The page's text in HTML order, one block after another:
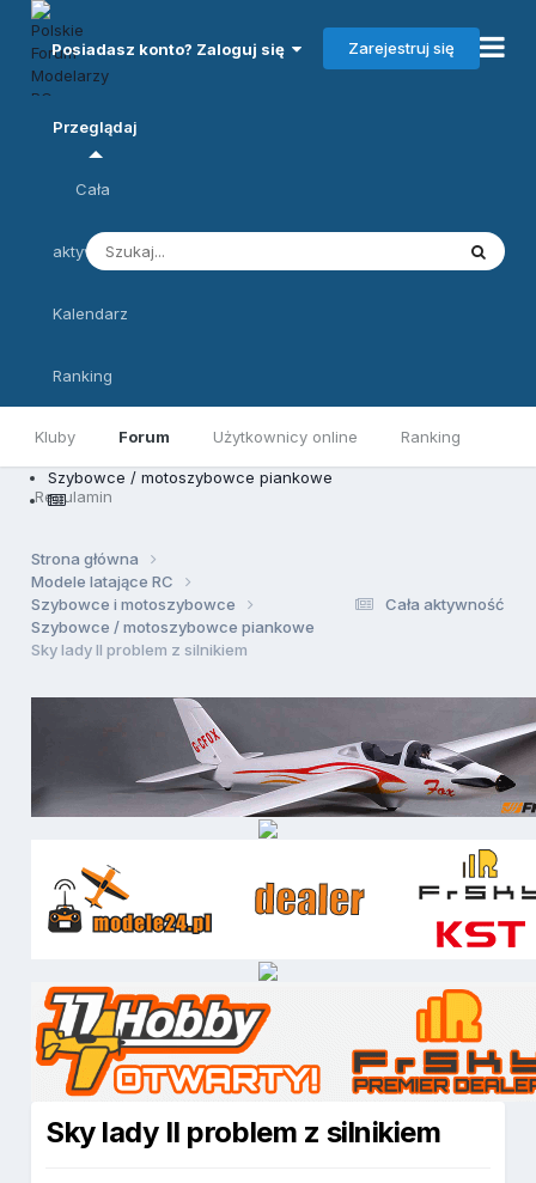
Posiadasz konto? Zaloguj się Zarejestruj się
Przeglądaj
Kluby Forum Użytkownicy online Ranking
Regulamin
Cała
aktywność
Kalendarz
Ranking
Szybowce / motoszybowce piankowe
Cała aktywność
Strona główna
Modele latające RC
Szybowce i motoszybowce
Szybowce / motoszybowce piankowe
Sky lady II problem z silnikiem
Sky lady II problem z silnikiem